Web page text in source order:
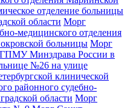
отделение больницы
области Морг
медицинского отделения
больницы Морг
Минздрава России в
№26 на улице
клинической
районного судебно-
области Морг